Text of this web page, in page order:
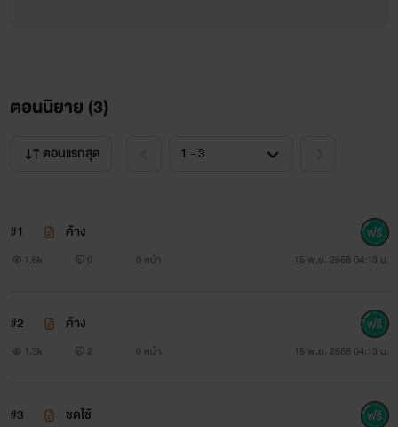
ตอนนิยาย (3)
ตอนแรกสุด
#1 ค้าง
1.6k 0 0 หน้า 15 พ.ย. 2558 04:13 น.
#2 ค้าง
1.3k 2 0 หน้า 15 พ.ย. 2558 04:13 น.
#3 ชดใช้